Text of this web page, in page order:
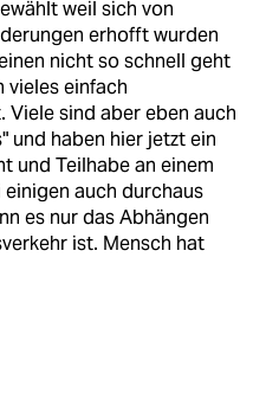
weil sich von
erhofft wurden
nicht so schnell geht
vieles einfach
sind aber eben auch
und haben hier jetzt ein
und Teilhabe an einem
einigen auch durchaus
es nur das Abhängen
ist. Mensch hat